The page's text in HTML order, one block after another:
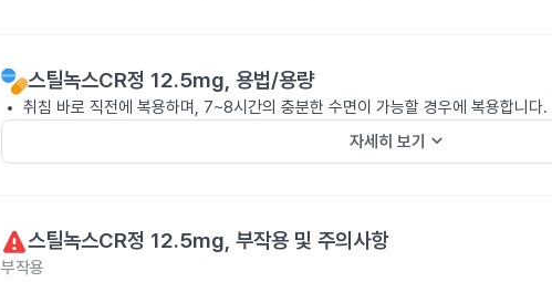
스틸녹스CR정 12.5mg, 용법/용량
취침 바로 직전에 복용하며, 7~8시간의 충분한 수면이 가능할 경우에 복용합니다.
자세히 보기 keyboard_arrow_down
스틸녹스CR정 12.5mg, 부작용 및 주의사항
부작용